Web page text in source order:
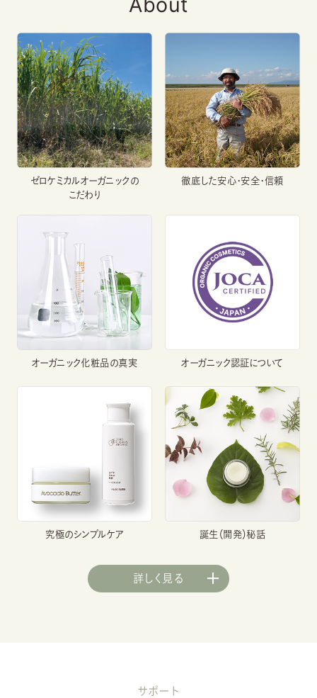
ゼロケミカルオーガニックの
こだわり
徹底した安心・安全・信頼
オーガニック化粧品の真実 オーガニック認証について
究極のシンプルケア 誕生（開発）秘話
詳しく見る
サポート